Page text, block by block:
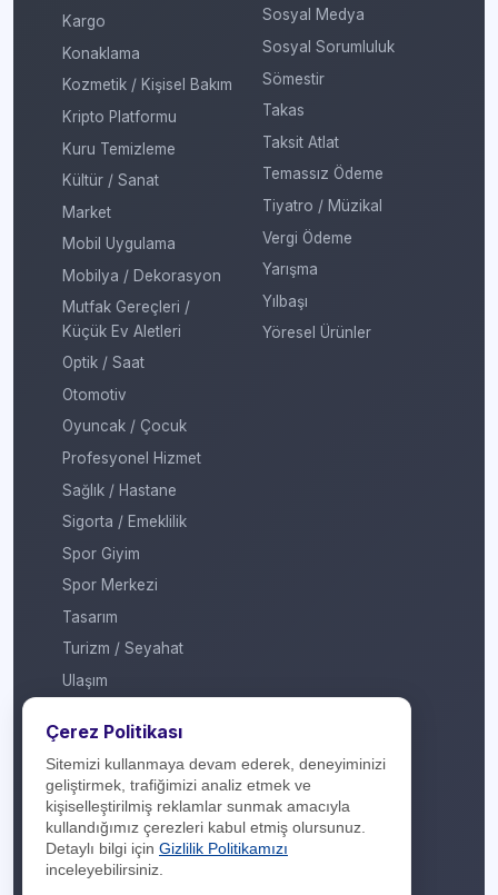
Kargo
Konaklama
Kozmetik / Kişisel Bakım
Kripto Platformu
Kuru Temizleme
Kültür / Sanat
Market
Mobil Uygulama
Mobilya / Dekorasyon
Mutfak Gereçleri /
Küçük Ev Aletleri
Optik / Saat
Otomotiv
Oyuncak / Çocuk
Profesyonel Hizmet
Sağlık / Hastane
Sigorta / Emeklilik
Spor Giyim
Spor Merkezi
Tasarım
Turizm / Seyahat
Ulaşım
Yapı Marketi
Yurt Dışı / Duty Free
Sosyal Medya
Sosyal Sorumluluk
Sömestir
Takas
Taksit Atlat
Temassız Ödeme
Tiyatro / Müzikal
Vergi Ödeme
Yarışma
Yılbaşı
Yöresel Ürünler
Hakkımızda
İletişim
Çerez Politikası
Sitemizi kullanmaya devam ederek, deneyiminizi
geliştirmek, trafiğimizi analiz etmek ve
kişiselleştirilmiş reklamlar sunmak amacıyla
kullandığımız çerezleri kabul etmiş olursunuz.
Detaylı bilgi için Gizlilik Politikamızı
inceleyebilirsiniz.